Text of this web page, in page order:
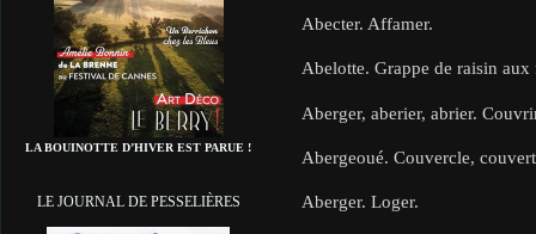
LA BOUINOTTE D’HIVER EST PARUE !
LE JOURNAL DE PESSELIÈRES
Abecter. Affamer.
Abelotte. Grappe de raisin aux
Aberger, aberier, abrier.
Abergeoué. Couvercle,
Aberger. Loger.